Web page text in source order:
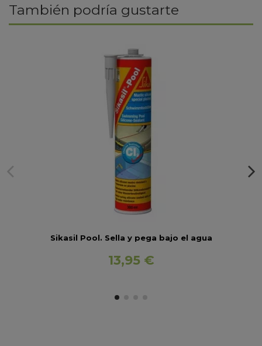
También podría gustarte
Sikasil Pool. Sella y pega bajo el agua
13,95 €